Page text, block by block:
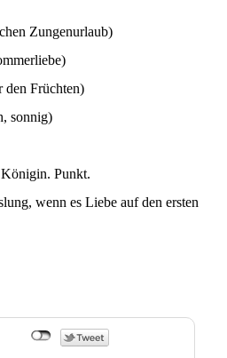
Zungenurlaub)
Früchten)
sonnig)
Punkt.
wenn es Liebe auf den ersten